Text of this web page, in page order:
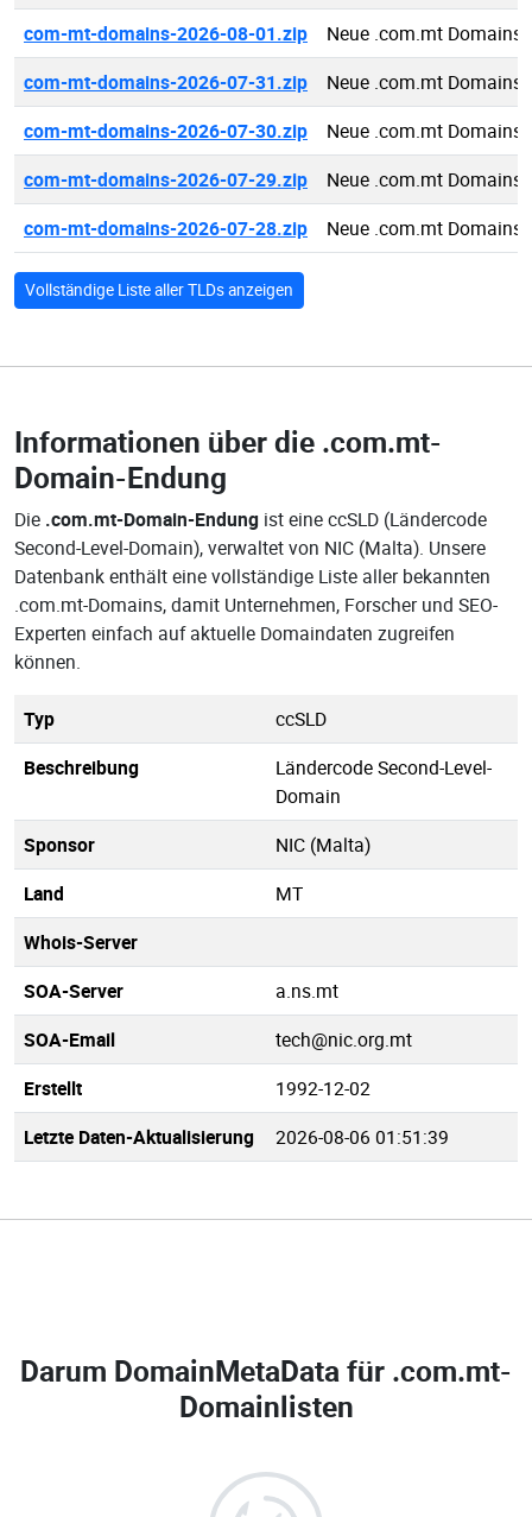
com-mt-domains-2026-08-01.zip
Neue .com.mt Domains
com-mt-domains-2026-07-31.zip
Neue .com.mt Domains
com-mt-domains-2026-07-30.zip
Neue .com.mt Domains
com-mt-domains-2026-07-29.zip
Neue .com.mt Domains
com-mt-domains-2026-07-28.zip
Neue .com.mt Domains
Vollständige Liste aller TLDs anzeigen
Informationen über die .com.mt-
Domain-Endung
Die .com.mt-Domain-Endung ist eine ccSLD (Ländercode
Second-Level-Domain), verwaltet von NIC (Malta). Unsere
Datenbank enthält eine vollständige Liste aller bekannten
.com.mt-Domains, damit Unternehmen, Forscher und SEO-
Experten einfach auf aktuelle Domaindaten zugreifen
können.
Typ
ccSLD
Beschreibung
Ländercode Second-Level-
Domain
Sponsor
NIC (Malta)
Land
MT
Whois-Server
SOA-Server
a.ns.mt
SOA-Email
tech@nic.org.mt
Erstellt
1992-12-02
Letzte Daten-Aktualisierung
2026-08-06 01:51:39
Darum DomainMetaData für .com.mt-
Domainlisten